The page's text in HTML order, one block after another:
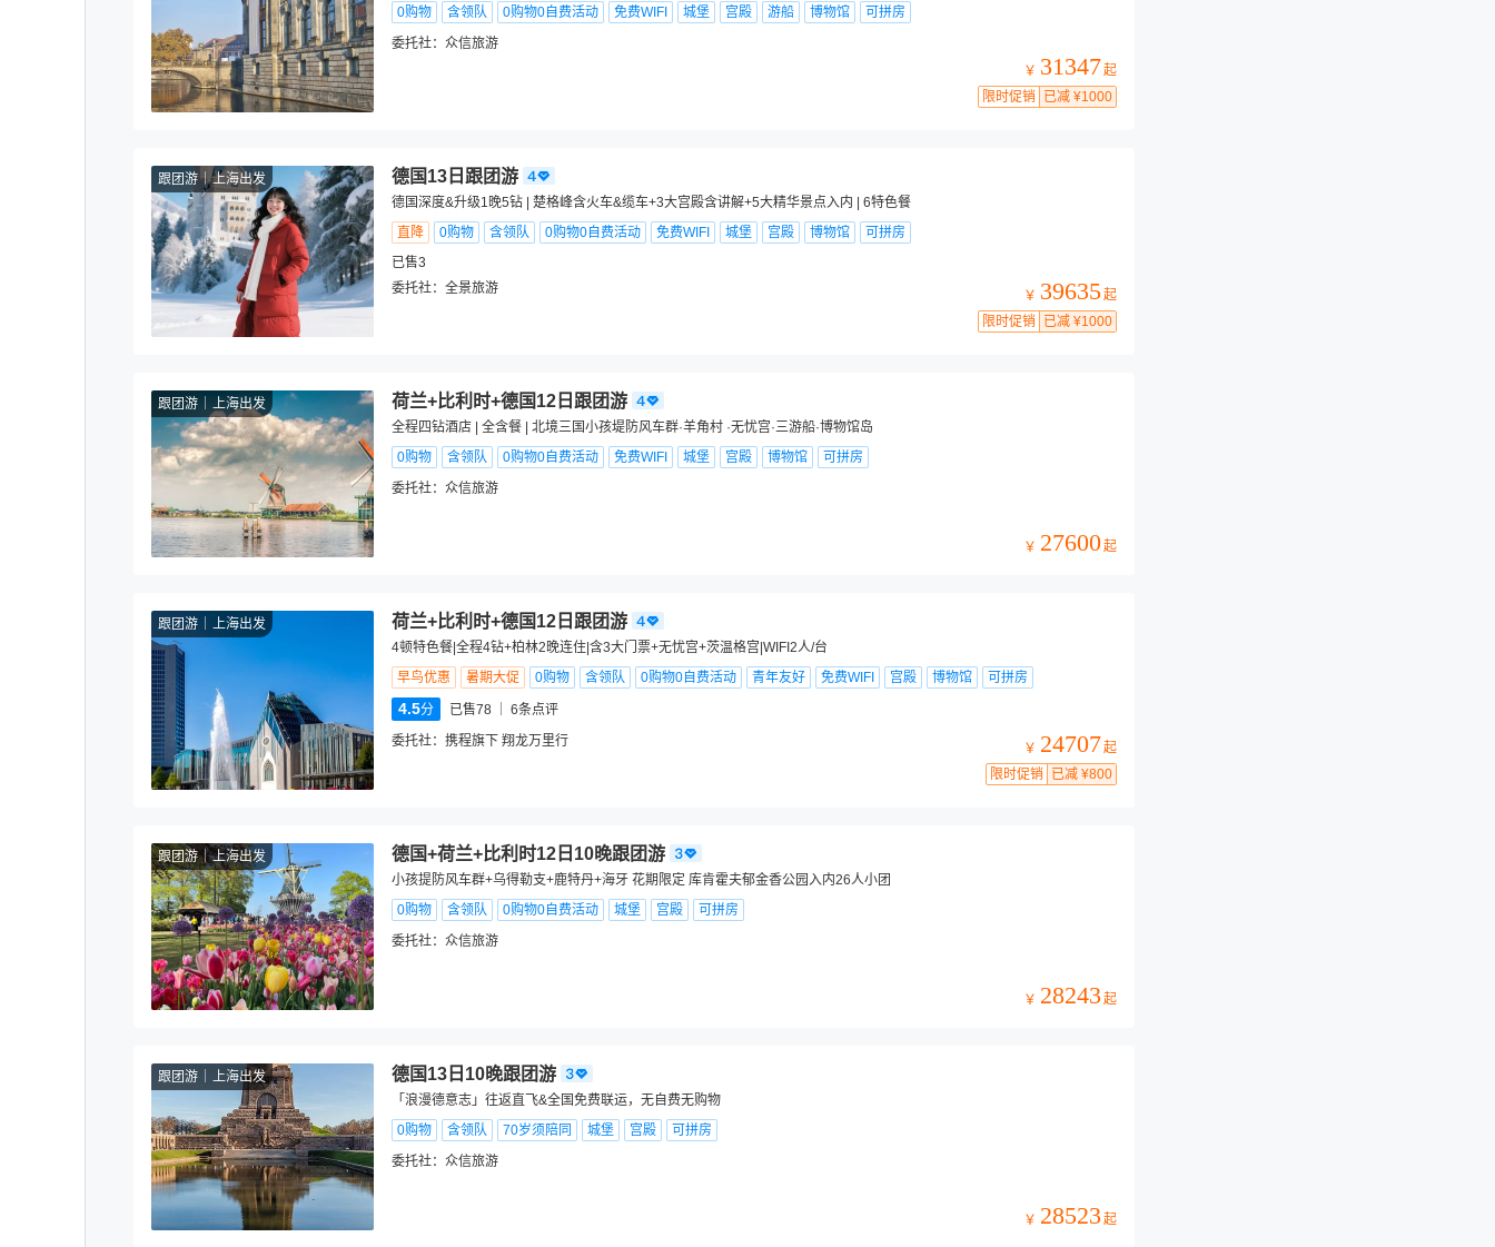
0购物
含领队 0购物0自费活动 免费WIFI 城堡 宫殿 游船 博物馆
可拼房
委托社： 众信旅游
￥ 31347起
限时促销
已减 ¥1000
跟团游 上海出发 德国13日跟团游
德国深度&升级1晚5钻 | 楚格峰含火车&缆车+3大宫殿含讲解+5大精华景点入内 | 6特色餐
直降
0购物 含领队 0购物0自费活动 免费WIFI 城堡 宫殿 博物馆
可拼房
已售3
委托社： 全景旅游 ￥ 39635起
限时促销
已减 ¥1000
跟团游 上海出发 荷兰+比利时+德国12日跟团游
全程四钻酒店 | 全含餐 | 北境三国小孩堤防风车群·羊角村 ·无忧宫·三游船·博物馆岛
0购物
含领队 0购物0自费活动 免费WIFI 城堡 宫殿 博物馆
可拼房
委托社： 众信旅游
￥ 27600起
跟团游 上海出发 荷兰+比利时+德国12日跟团游
4顿特色餐|全程4钻+柏林2晚连住|含3大门票+无忧宫+茨温格宫|WIFI2人/台
早鸟优惠
暑期大促 0购物 含领队 0购物0自费活动 青年友好 免费WIFI 宫殿 博物馆 可拼房
4.5分 已售78 6条点评
委托社： 携程旗下 翔龙万里行 ￥ 24707起
限时促销
已减 ¥800
跟团游 上海出发 德国+荷兰+比利时12日10晚跟团游
小孩提防风车群+乌得勒支+鹿特丹+海牙 花期限定 库肯霍夫郁金香公园入内26人小团
0购物
含领队 0购物0自费活动 城堡 宫殿
可拼房
委托社： 众信旅游
￥ 28243 起
跟团游 上海出发 德国13日10晚跟团游
「浪漫德意志」往返直飞&全国免费联运，无自费无购物
0购物
含领队 70岁须陪同 城堡 宫殿
可拼房
委托社： 众信旅游
￥ 28523 起